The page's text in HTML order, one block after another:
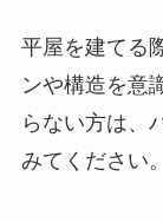
平屋を建てる
ンや構造を意
らない方は、
みてください。